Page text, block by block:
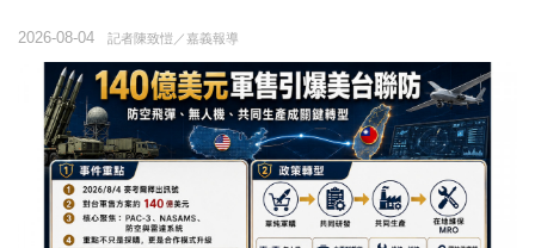
記者陳致愷／嘉義報導
2026-08-04